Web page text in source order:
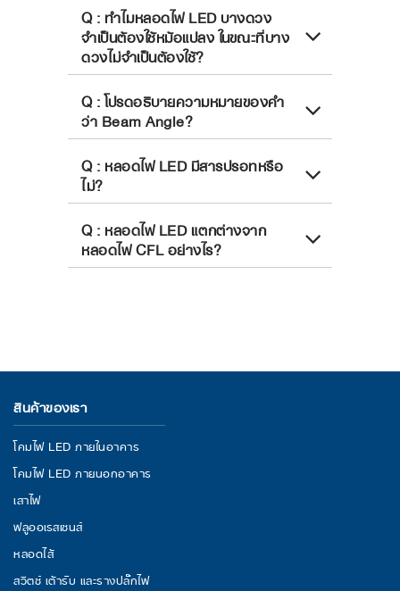
Q : ทำไมหลอดไฟ LED บางดวง
จำเป็นต้องใช้หม้อแปลง ในขณะที่บาง
ดวงไม่จำเป็นต้องใช้?
Q : โปรดอธิบายความหมายของคำ
ว่า Beam Angle?
Q : หลอดไฟ LED มีสารปรอทหรือ
ไม่?
Q : หลอดไฟ LED แตกต่างจาก
หลอดไฟ CFL อย่างไร?
สินค้าของเรา
โคมไฟ LED ภายในอาคาร
โคมไฟ LED ภายนอกอาคาร
เสาไฟ
ฟลูออเรสเซนส์
หลอดไส้
สวิตช์ เต้ารับ และรางปลั๊กไฟ